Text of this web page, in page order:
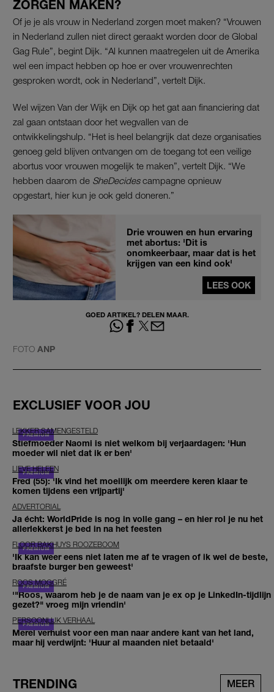
ZORGEN MAKEN?
Of je je als vrouw in Nederland zorgen moet maken? “Vrouwen
in Nederland zullen niet direct geraakt worden door de Global
Gag Rule”, begint Dijk. “Al kunnen maatregelen uit de Amerika
wel een impact hebben op hoe er over vrouwenrechten
gesproken wordt, ook in Nederland”, vertelt Dijk.
Wel wijzen Van der Wijk en Dijk op het gat aan financiering dat
zal gaan ontstaan door het wegvallen van de
ontwikkelingshulp. “Het is heel belangrijk dat deze organisaties
genoeg geld blijven ontvangen om de toegang tot een veilige
abortus voor vrouwen mogelijk te maken”, vertelt Dijk. “We
hebben daarom de SheDecidescampagne opnieuw
opgestart, hier kun je ook geld doneren.”
Drie vrouwen en hun ervaring
met abortus: 'Dit is
onomkeerbaar, maar dat is het
krijgen van een kind ook'
LEES OOK
GOED ARTIKEL? DELEN MAAR.
FOTO ANP
EXCLUSIEF VOOR JOU
LEKKER SAMENGESTELD
Stiefmoeder Naomi is niet welkom bij verjaardagen: 'Hun
moeder wil niet dat ik er ben'
LIEVE HELEEN
Fred (55): 'Ik vind het moeilijk om meerdere keren klaar te
komen tijdens een vrijpartij'
ADVERTORIAL
Ja écht: WorldPride is nog in volle gang – en hier rol je nu het
allerlekkerst je bed in na het feesten
FLOOR BAKHUYS ROOZEBOOM
'Ik kan weer eens niet laten me af te vragen of ik wel de beste,
braafste burger ben geweest'
ROOS MOGGRÉ
'"Roos, waarom heb je de naam van je ex op je LinkedIn-tijdlijn
gezet?" vroeg mijn vriendin'
PERSOONLIJK VERHAAL
Merel verhuist voor een man naar andere kant van het land,
maar hij verdwijnt: 'Huur al maanden niet betaald'
TRENDING MEER